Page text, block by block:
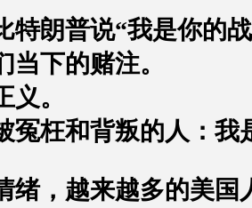
特朗普说“我是你的
当下的赌注。
。
冤枉和背叛的人：我
绪，越来越多的美国